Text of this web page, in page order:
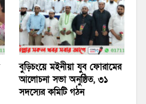
বুড়িচংয়ে মইনীয়া যুব ফোরামের
আলোচনা সভা অনুষ্ঠিত, ৩১
সদস্যের কমিটি গঠন